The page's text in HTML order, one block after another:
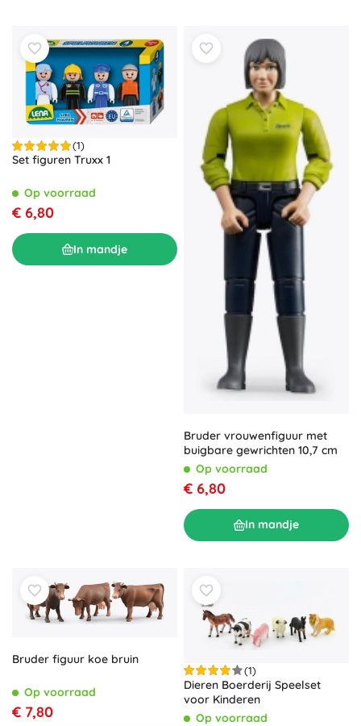
(1)
Set figuren Truxx 1
Op voorraad
€ 6,80
In mandje
Bruder vrouwenfiguur met
buigbare gewrichten 10,7 cm
Op voorraad
€ 6,80
In mandje
Bruder figuur koe bruin
Op voorraad
€ 7,80
(1)
Dieren Boerderij Speelset
voor Kinderen
Op voorraad